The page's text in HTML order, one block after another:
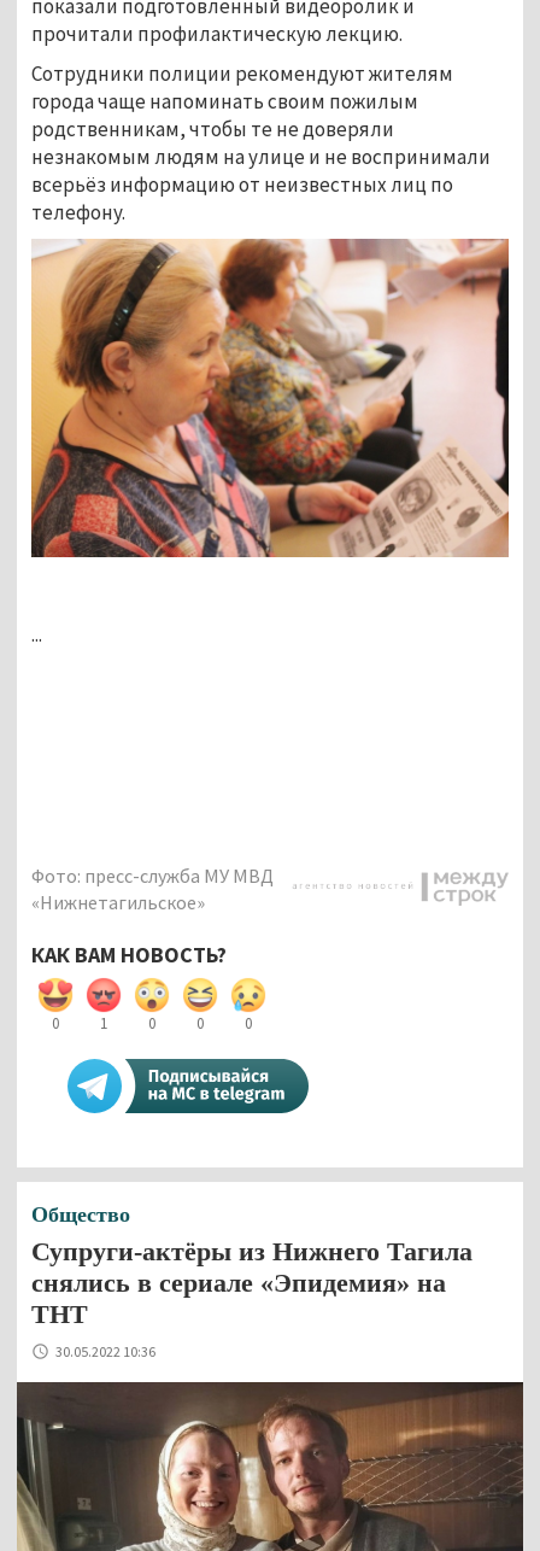
показали подготовленный видеоролик и
прочитали профилактическую лекцию.
Сотрудники полиции рекомендуют жителям
города чаще напоминать своим пожилым
родственникам, чтобы те не доверяли
незнакомым людям на улице и не воспринимали
всерьёз информацию от неизвестных лиц по
телефону.
...
Фото: пресс-служба МУ МВД
«Нижнетагильское»
КАК ВАМ НОВОСТЬ?
0 1 0 0 0
Общество
Супруги-актёры из Нижнего Тагила
снялись в сериале «Эпидемия» на
ТНТ
30.05.2022 10:36